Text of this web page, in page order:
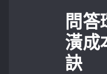
問答
潢成
訣